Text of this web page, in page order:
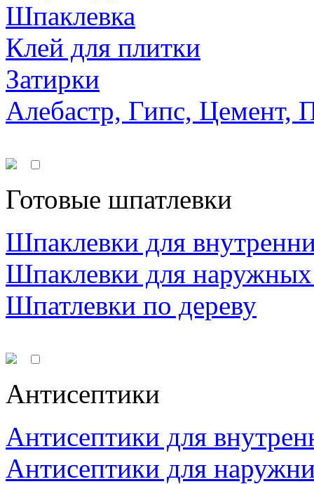
Шпаклевка
Клей для плитки
Затирки
Алебастр, Гипс, Цемент,
Готовые шпатлевки
Шпаклевки для
Шпаклевки для наружных
Шпатлевки по дереву
Антисептики
Антисептики для
Антисептики для